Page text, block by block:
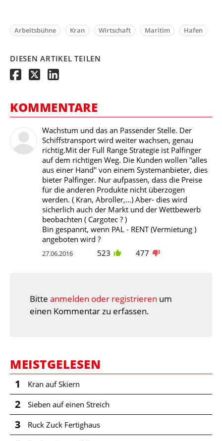
Arbeitsbühne Kran Wirtschaft Maritim Hafen
DIESEN ARTIKEL TEILEN
KOMMENTARE
Wachstum und das an Passender Stelle. Der
Schiffstransport wird weiter wachsen, genau
richtig.Mit der Full Range Strategie ist Palfinger
auf dem richtigen Weg. Die Kunden wollen "alles
aus einer Hand" von einem Systemanbieter, dies
bieter Palfinger. Nur aufpassen, dass die Preise
für die anderen Produkte nicht überzogen
werden. ( Kran, Abroller,...) Aber- dies wird
sicherlich auch der Markt und der Wettbewerb
beobachten ( Cargotec ? )
Bin gespannt, wenn PAL - RENT (Vermietung )
angeboten wird ?
27.06.2016 523 477
Bitte anmelden oder registrieren um
einen Kommentar zu erfassen.
MEISTGELESEN
1 Kran auf Skiern
2 Sieben auf einen Streich
3 Ruck Zuck Fertighaus